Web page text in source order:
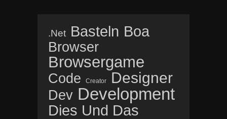
.net Basteln Boa
Browser
Browsergame
Code Creator Designer
Dev Development
Dies Und Das